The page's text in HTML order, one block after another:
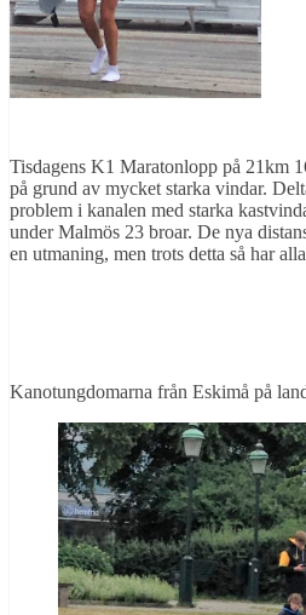
Tisdagens K1 Maratonlopp på 21km
på grund av mycket starka vindar.
problem i kanalen med starka
under Malmös 23 broar. De nya
en utmaning, men trots detta så har
Kanotungdomarna från Eskimå på